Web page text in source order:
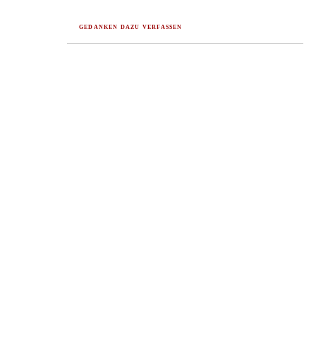
GEDANKEN DAZU VERFASSEN